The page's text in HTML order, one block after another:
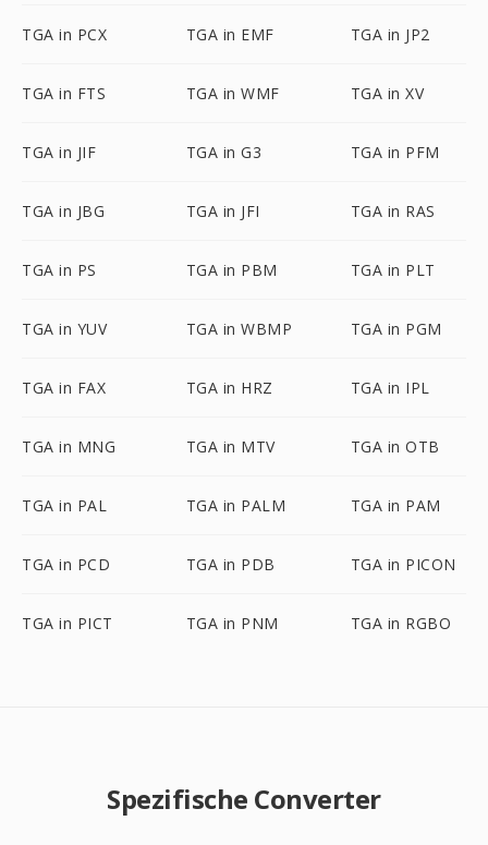
TGA in PCX TGA in EMF TGA in JP2
TGA in FTS TGA in WMF TGA in XV
TGA in JIF TGA in G3 TGA in PFM
TGA in JBG TGA in JFI TGA in RAS
TGA in PS TGA in PBM TGA in PLT
TGA in YUV TGA in WBMP TGA in PGM
TGA in FAX TGA in HRZ TGA in IPL
TGA in MNG TGA in MTV TGA in OTB
TGA in PAL TGA in PALM TGA in PAM
TGA in PCD TGA in PDB TGA in PICON
TGA in PICT TGA in PNM TGA in RGBO
Spezifische Converter